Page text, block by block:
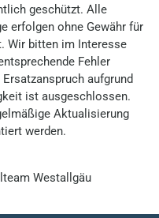
geschützt. Alle
erfolgen ohne Gewähr für
Wir bitten im Interesse
Fehler
aufgrund
ist ausgeschlossen.
Aktualisierung
werden.
Westallgäu